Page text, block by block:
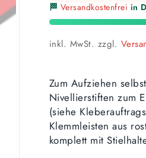
🏁 Versandkostenfrei in
inkl. MwSt. zzgl.
Zum Aufziehen
Nivellierstiften zum
(siehe
Klemmleisten aus
komplett mit